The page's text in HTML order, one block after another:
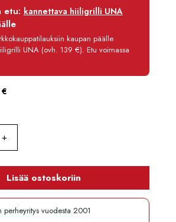
12 kk
3,90 €/kk
985,80 €
etu: kannettava hiiligrilli UNA
kaupan päälle
UNA (ovh. 139 €). Etu voimassa
€
Lisää ostoskoriin
perheyritys vuodesta 2001